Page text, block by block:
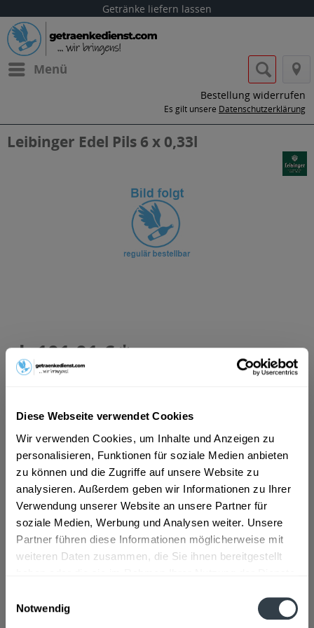
Diese Webseite verwendet Cookies
Wir verwenden Cookies, um Inhalte und Anzeigen zu
personalisieren, Funktionen für soziale Medien anbieten
zu können und die Zugriffe auf unsere Website zu
analysieren. Außerdem geben wir Informationen zu Ihrer
Verwendung unserer Website an unsere Partner für
soziale Medien, Werbung und Analysen weiter. Unsere
Partner führen diese Informationen möglicherweise mit
weiteren Daten zusammen, die Sie ihnen bereitgestellt
Notwendig
Getränke liefern lassen
Menü
Bestellung widerrufen
Es gilt unsere Datenschutzerklärung
Leibinger Edel Pils 6 x 0,33l
ab 101,01 € *
Inhalt:1.98 Liter (51,02 € * / 1 Liter)
MEHRWEG
+0,48 € Pfand
In denWarenkorb
Artikel-Nr.:
29229
Verfügbar in:
Beschreibung